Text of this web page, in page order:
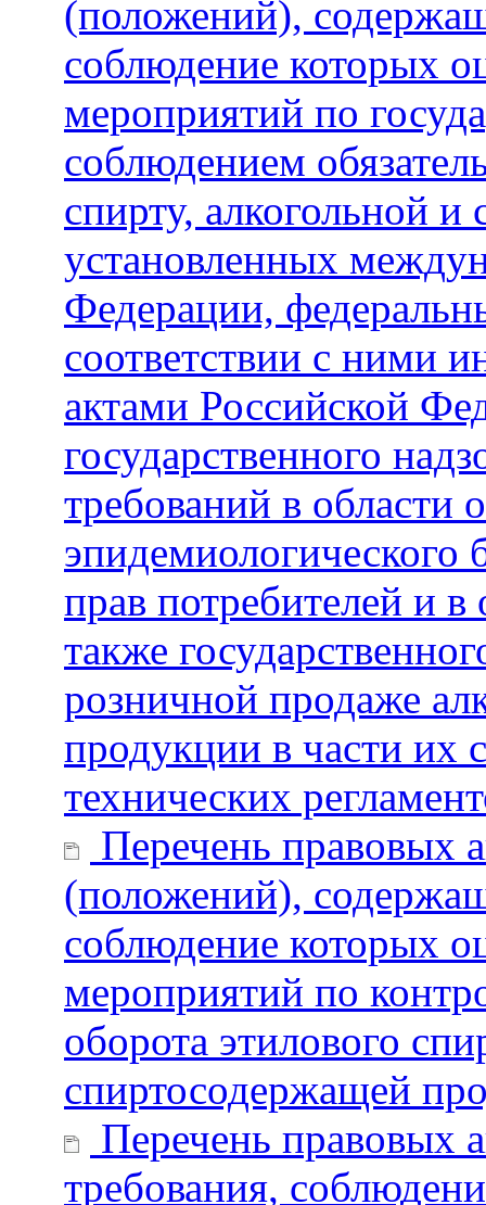
(положений),
соблюдение которых
мероприятий по
соблюдением
спирту, алкогольной
установленных
Федерации,
соответствии с ними
актами Российской
государственного
требований в области
эпидемиологического
прав потребителей и в
также
розничной продаже
продукции в части их
технических
Перечень правовых
(положений),
соблюдение которых
мероприятий по
оборота этилового
спиртосодержащей
Перечень правовых
требования,